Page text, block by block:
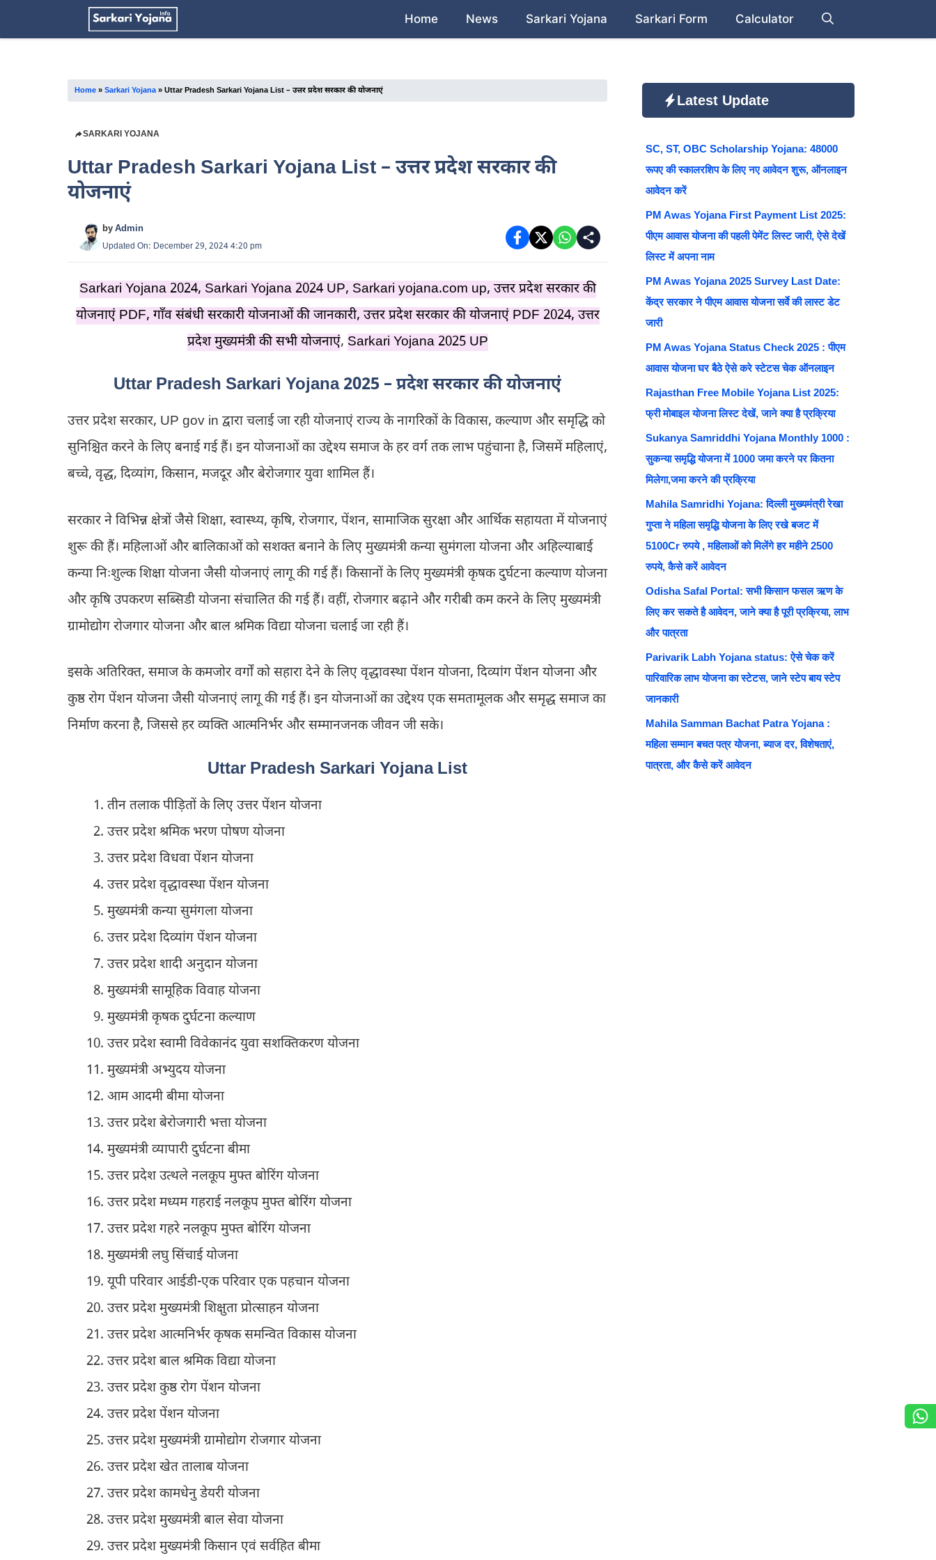
to
Home News Sarkari Yojana Sarkari Form Calculator
Home » Sarkari Yojana» Uttar Pradesh Sarkari Yojana List – उत्तर प्रदेश सरकार की योजनाएं
SARKARI YOJANA
Uttar Pradesh Sarkari Yojana List – उत्तर प्रदेश सरकार की
योजनाएं
byAdmin
Updated On: December 29, 2024 4:20 pm
Sarkari Yojana 2024, Sarkari Yojana 2024 UP, Sarkari yojana.com up, उत्तर प्रदेश सरकार की
योजनाएं PDF, गाँव संबंधी सरकारी योजनाओं की जानकारी, उत्तर प्रदेश सरकार की योजनाएं PDF 2024, उत्तर
प्रदेश मुख्यमंत्री की सभी योजनाएं, Sarkari Yojana 2025 UP
Uttar Pradesh Sarkari Yojana 2025 – प्रदेश सरकार की योजनाएं
उत्तर प्रदेश सरकार, UP gov in द्वारा चलाई जा रही योजनाएं राज्य के नागरिकों के विकास, कल्याण और समृद्धि को
सुनिश्चित करने के लिए बनाई गई हैं। इन योजनाओं का उद्देश्य समाज के हर वर्ग तक लाभ पहुंचाना है, जिसमें महिलाएं,
बच्चे, वृद्ध, दिव्यांग, किसान, मजदूर और बेरोजगार युवा शामिल हैं।
सरकार ने विभिन्न क्षेत्रों जैसे शिक्षा, स्वास्थ्य, कृषि, रोजगार, पेंशन, सामाजिक सुरक्षा और आर्थिक सहायता में योजनाएं
शुरू की हैं। महिलाओं और बालिकाओं को सशक्त बनाने के लिए मुख्यमंत्री कन्या सुमंगला योजना और अहिल्याबाई
कन्या निःशुल्क शिक्षा योजना जैसी योजनाएं लागू की गई हैं। किसानों के लिए मुख्यमंत्री कृषक दुर्घटना कल्याण योजना
और कृषि उपकरण सब्सिडी योजना संचालित की गई हैं। वहीं, रोजगार बढ़ाने और गरीबी कम करने के लिए मुख्यमंत्री
ग्रामोद्योग रोजगार योजना और बाल श्रमिक विद्या योजना चलाई जा रही हैं।
इसके अतिरिक्त, समाज के कमजोर वर्गों को सहारा देने के लिए वृद्धावस्था पेंशन योजना, दिव्यांग पेंशन योजना और
कुष्ठ रोग पेंशन योजना जैसी योजनाएं लागू की गई हैं। इन योजनाओं का उद्देश्य एक समतामूलक और समृद्ध समाज का
निर्माण करना है, जिससे हर व्यक्ति आत्मनिर्भर और सम्मानजनक जीवन जी सके।
Uttar Pradesh Sarkari Yojana List
तीन तलाक पीड़ितों के लिए उत्तर पेंशन योजना
उत्तर प्रदेश श्रमिक भरण पोषण योजना
उत्तर प्रदेश विधवा पेंशन योजना
उत्तर प्रदेश वृद्धावस्था पेंशन योजना
मुख्यमंत्री कन्या सुमंगला योजना
उत्तर प्रदेश दिव्यांग पेंशन योजना
उत्तर प्रदेश शादी अनुदान योजना
मुख्यमंत्री सामूहिक विवाह योजना
मुख्यमंत्री कृषक दुर्घटना कल्याण
उत्तर प्रदेश स्वामी विवेकानंद युवा सशक्तिकरण योजना
मुख्यमंत्री अभ्युदय योजना
आम आदमी बीमा योजना
उत्तर प्रदेश बेरोजगारी भत्ता योजना
मुख्यमंत्री व्यापारी दुर्घटना बीमा
उत्तर प्रदेश उत्थले नलकूप मुफ्त बोरिंग योजना
उत्तर प्रदेश मध्यम गहराई नलकूप मुफ्त बोरिंग योजना
उत्तर प्रदेश गहरे नलकूप मुफ्त बोरिंग योजना
मुख्यमंत्री लघु सिंचाई योजना
यूपी परिवार आईडी-एक परिवार एक पहचान योजना
उत्तर प्रदेश मुख्यमंत्री शिक्षुता प्रोत्साहन योजना
उत्तर प्रदेश आत्मनिर्भर कृषक समन्वित विकास योजना
उत्तर प्रदेश बाल श्रमिक विद्या योजना
उत्तर प्रदेश कुष्ठ रोग पेंशन योजना
उत्तर प्रदेश पेंशन योजना
उत्तर प्रदेश मुख्यमंत्री ग्रामोद्योग रोजगार योजना
उत्तर प्रदेश खेत तालाब योजना
उत्तर प्रदेश कामधेनु डेयरी योजना
उत्तर प्रदेश मुख्यमंत्री बाल सेवा योजना
उत्तर प्रदेश मुख्यमंत्री किसान एवं सर्वहित बीमा
Latest Update
SC, ST, OBC Scholarship Yojana: 48000
रूपए की स्कालरशिप के लिए नए आवेदन शुरू, ऑनलाइन
आवेदन करें
PM Awas Yojana First Payment List 2025:
पीएम आवास योजना की पहली पेमेंट लिस्ट जारी, ऐसे देखें
लिस्ट में अपना नाम
PM Awas Yojana 2025 Survey Last Date:
केंद्र सरकार ने पीएम आवास योजना सर्वे की लास्ट डेट
जारी
PM Awas Yojana Status Check 2025 : पीएम
आवास योजना घर बैठे ऐसे करे स्टेटस चेक ऑनलाइन
Rajasthan Free Mobile Yojana List 2025:
फ्री मोबाइल योजना लिस्ट देखें, जाने क्या है प्रक्रिया
Sukanya Samriddhi Yojana Monthly 1000 :
सुकन्या समृद्धि योजना में 1000 जमा करने पर कितना
मिलेगा,जमा करने की प्रक्रिया
Mahila Samridhi Yojana: दिल्ली मुख्यमंत्री रेखा
गुप्ता ने महिला समृद्धि योजना के लिए रखे बजट में
5100Cr रुपये , महिलाओं को मिलेंगे हर महीने 2500
रुपये, कैसे करें आवेदन
Odisha Safal Portal: सभी किसान फसल ऋण के
लिए कर सकते है आवेदन, जाने क्या है पूरी प्रक्रिया, लाभ
और पात्रता
Parivarik Labh Yojana status: ऐसे चेक करें
पारिवारिक लाभ योजना का स्टेटस, जाने स्टेप बाय स्टेप
जानकारी
Mahila Samman Bachat Patra Yojana :
महिला सम्मान बचत पत्र योजना, ब्याज दर, विशेषताएं,
पात्रता, और कैसे करें आवेदन